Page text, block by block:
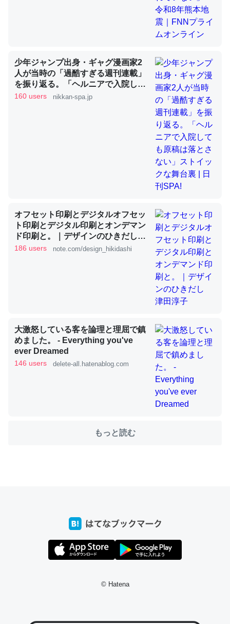
論文では「淡水はカルシウムも酸素も不足してて両方に不
利だから両方が拮抗してるのでは」とあって面白い。海に
いる鋏角類（カブトガニ・ウミグモ）はカルシウムを使わ
ずキチンを強化してる筈だが、酵素が違うのか？
─ニュース :: 【研究発表】昆虫学の大問題＝「昆虫はなぜ海にいな
類は苦労してるんだな…。腹足類だと殻を無くしてナメク
ジになったり努力してるし。
─ニュース :: 【研究発表】昆虫学の大問題＝「昆虫はなぜ海にいな
いのか」に関する新仮説
ちぼちRingも置こうかと画策中。あと、Googleマップで
位置情報を共有してる。電池残量や充電中かが分かるので
これ見て生きてるなって分かる。
─たまにLINEするくらいだった遠方の父67歳と僕。ITツール導入で
コミュニケーションが劇的に変化した｜tayorini by LIFULL介護
ちょうど同じ理由でEcho Show 8を設定中でした。Prime
回線代ほとんどかからないですよ。参考：
少年ジャンプ出身・ギャグ漫画家2
人が当時の「過酷すぎる週刊連載」
を振り返る。「ヘルニアで入院して
も原稿は落とさない」ストイックな
160 users nikkan-spa.jp
オフセット印刷とデジタルオフセッ
ト印刷とデジタル印刷とオンデマン
ド印刷と。｜デザインのひきだし
津田淳子
186 users note.com/design_hikidashi
大激怒している客を論理と理屈で鎮
めました。 - Everything you've
ever Dreamed
146 users delete-all.hatenablog.com
もっと読む
© Hatena